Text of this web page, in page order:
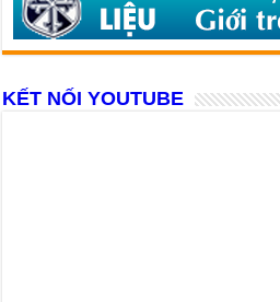
KẾT NỐI YOUTUBE